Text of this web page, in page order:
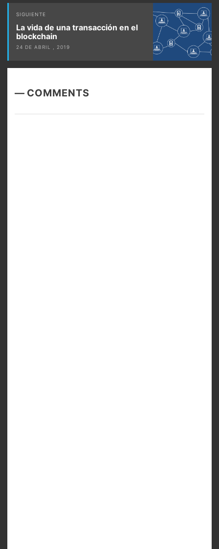
SIGUIENTE
La vida de una transacción en el
blockchain
24 DE ABRIL , 2019
COMMENTS